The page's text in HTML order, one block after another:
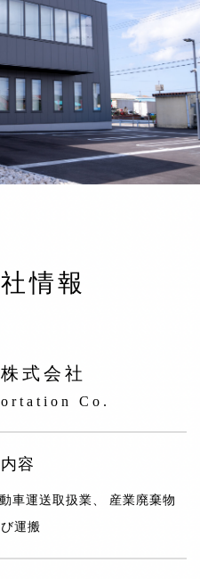
情報
式会社
Co.
容
車運送取扱業、 産業廃棄物
運搬